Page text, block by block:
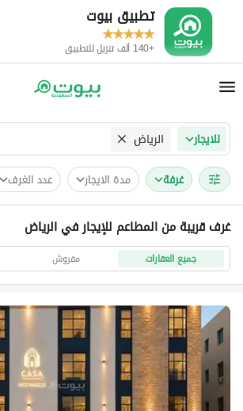
تطبيق بيوت
+140 ألف تنزيل للتطبيق
للايجار الرياض
غرفة مدة الايجار عدد الغرف
غرف قريبة من المطاعم للإيجار في الرياض
جميع العقارات مفروش